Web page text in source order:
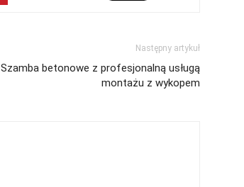
Następny artykuł
Szamba betonowe z profesjonalną usługą
montażu z wykopem